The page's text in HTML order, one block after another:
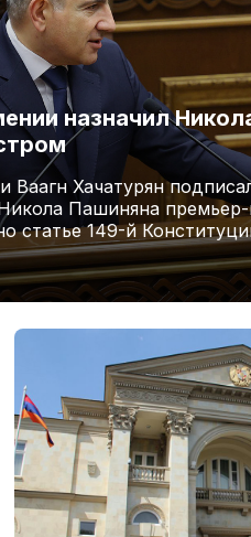
назначил
Ваагн Хачатурян
Пашиняна
статье 149-й